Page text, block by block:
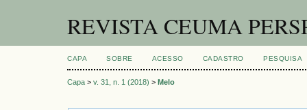
REVISTA CEUMA
CAPA SOBRE ACESSO CADASTRO PESQUISA
Capa > v. 31, n. 1 (2018) > Melo